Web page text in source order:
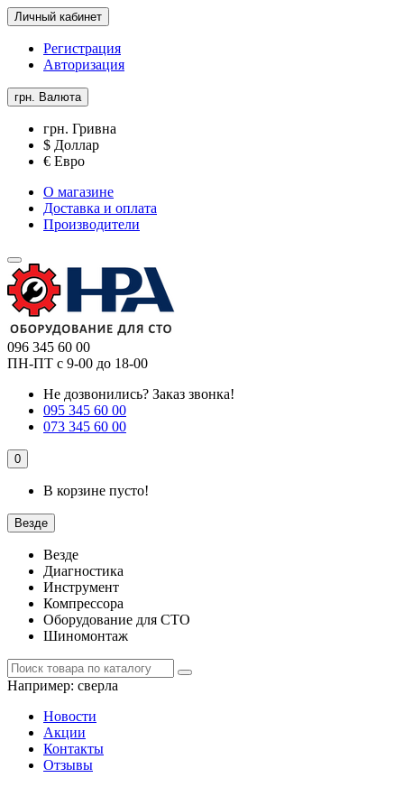
Личный кабинет
Регистрация
Авторизация
грн. Валюта
грн. Гривна
$ Доллар
€ Евро
О магазине
Доставка и оплата
Производители
096 345 60 00
ПН-ПТ с 9-00 до 18-00
Не дозвонились? Заказ звонка!
095 345 60 00
073 345 60 00
0
В корзине пусто!
Везде
Везде
Диагностика
Инструмент
Компрессора
Оборудование для СТО
Шиномонтаж
Например: сверла
Новости
Акции
Контакты
Отзывы